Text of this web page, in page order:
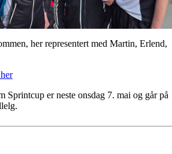
her representert med Martin, Erlend,
Sprintcup er neste onsdag 7. mai og går på